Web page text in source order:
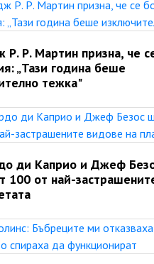
Р. Мартин призна, че
„Тази година беше
тежка"
ди Каприо и Джеф
100 от най-